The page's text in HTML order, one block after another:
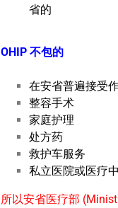
省的
OHIP 不包的
在安省普遍接受
整容手术
家庭护理
处方药
救护车服务
私立医院或医疗
所以安省医疗部